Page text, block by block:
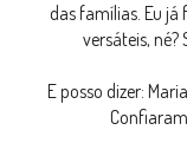
das famílias. Eu já
versáteis, né?
E posso dizer: